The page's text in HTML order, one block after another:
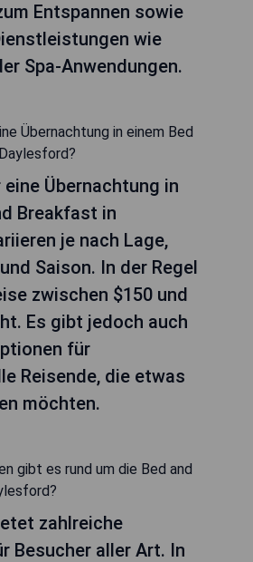
Entspannen sowie
wie
Spa-Anwendungen.
Übernachtung in einem Bed
eine Übernachtung in
Breakfast in
je nach Lage,
Saison. In der Regel
zwischen $150 und
Es gibt jedoch auch
für
Reisende, die etwas
möchten.
gibt es rund um die Bed and
zahlreiche
Besucher aller Art. In